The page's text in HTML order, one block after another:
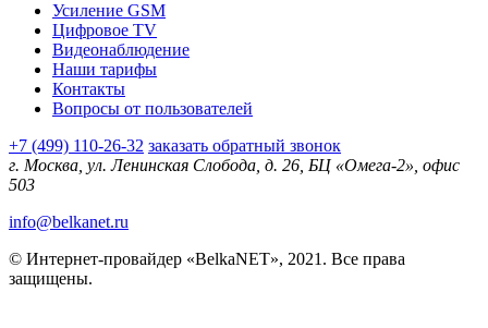
Усиление GSM
Цифровое TV
Видеонаблюдение
Наши тарифы
Контакты
Вопросы от пользователей
+7 (499) 110-26-32 заказать обратный звонок
г. Москва, ул. Ленинская Слобода, д. 26, БЦ «Омега-2», офис
503
info@belkanet.ru
© Интернет-провайдер «BelkaNET», 2021. Все права
защищены.